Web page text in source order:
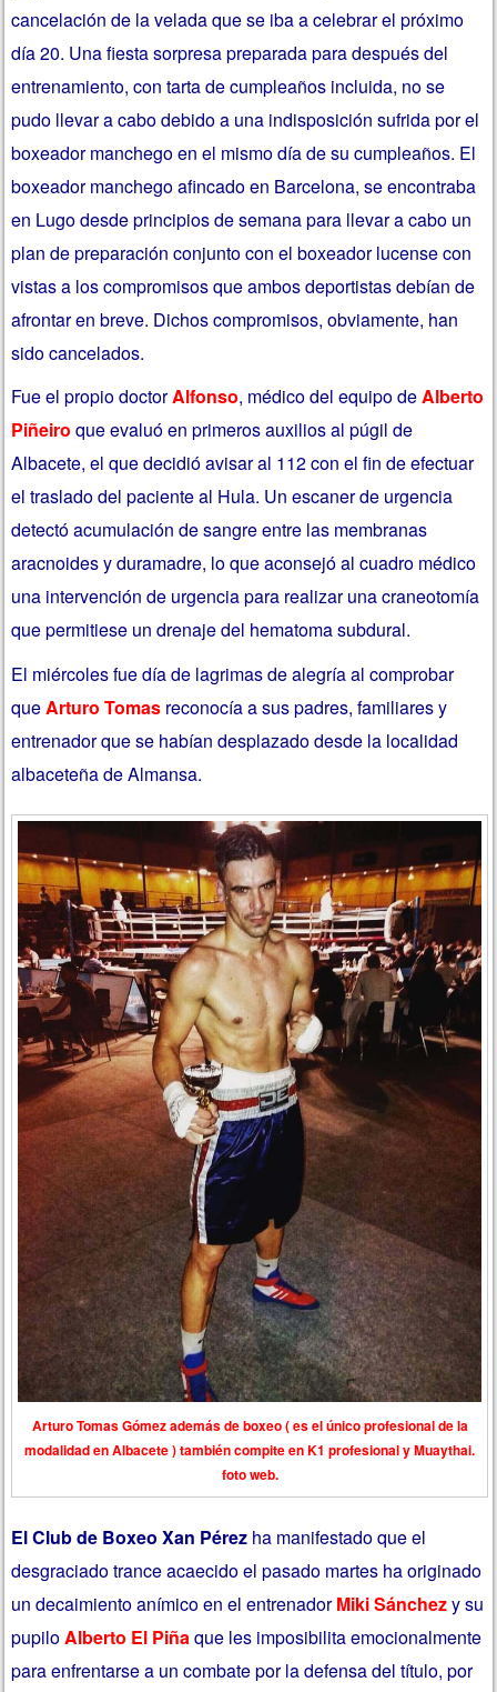
cancelación de la velada que se iba a celebrar el próximo
día 20. Una fiesta sorpresa preparada para después del
entrenamiento, con tarta de cumpleaños incluida, no se
pudo llevar a cabo debido a una indisposición sufrida por el
boxeador manchego en el mismo día de su cumpleaños. El
boxeador manchego afincado en Barcelona, se encontraba
en Lugo desde principios de semana para llevar a cabo un
plan de preparación conjunto con el boxeador lucense con
vistas a los compromisos que ambos deportistas debían de
afrontar en breve. Dichos compromisos, obviamente, han
sido cancelados.
Fue el propio doctorAlfonso, médico del equipo deAlberto
Piñeiro que evaluó en primeros auxilios al púgil de
Albacete, el que decidió avisar al 112 con el fin de efectuar
el traslado del paciente al Hula. Un escaner de urgencia
detectó acumulación de sangre entre las membranas
aracnoides y duramadre, lo que aconsejó al cuadro médico
una intervención de urgencia para realizar una craneotomía
que permitiese un drenaje del hematoma subdural.
El miércoles fue día de lagrimas de alegría al comprobar
queArturo Tomas reconocía a sus padres, familiares y
entrenador que se habían desplazado desde la localidad
albaceteña de Almansa.
Arturo Tomas Gómez además de boxeo ( es el único profesional de la
modalidad en Albacete ) también compite en K1 profesional y Muaythai.
foto web.
El Club de Boxeo Xan Pérez ha manifestado que el
desgraciado trance acaecido el pasado martes ha originado
un decaimiento anímico en el entrenadorMiki Sánchezy su
pupiloAlberto El Piñaque les imposibilita emocionalmente
para enfrentarse a un combate por la defensa del título, por